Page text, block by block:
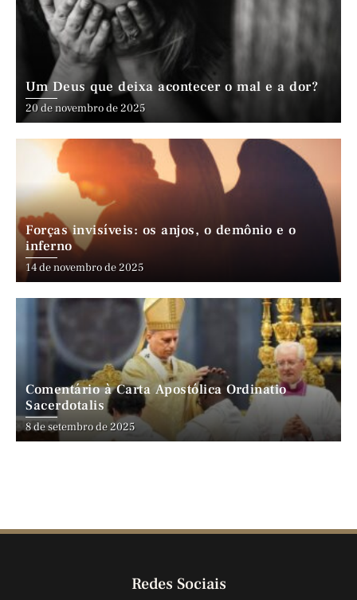
Um Deus que deixa acontecer o mal e a dor?
20 de novembro de 2025
Forças invisíveis: os anjos, o demônio e o
inferno
14 de novembro de 2025
Comentário à Carta Apostólica Ordinatio
Sacerdotalis
8 de setembro de 2025
Redes Sociais